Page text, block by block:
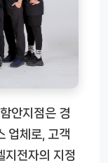
안지점은 경
업체로, 고객
지전자의 지정